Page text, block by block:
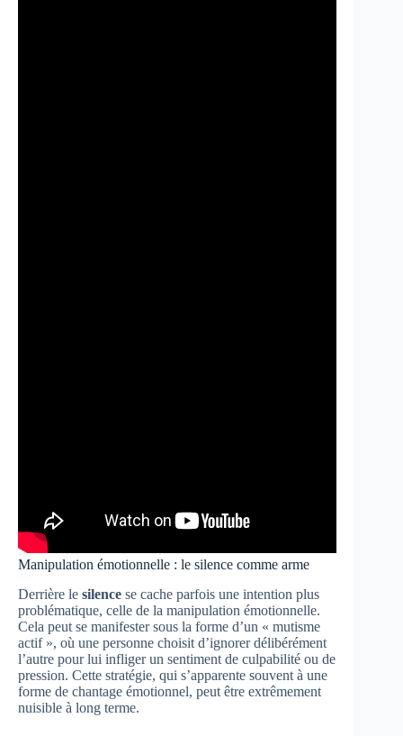
Manipulation émotionnelle : le silence comme arme
Derrière le silence se cache parfois une intention plus
problématique, celle de la manipulation émotionnelle.
Cela peut se manifester sous la forme d’un « mutisme
actif », où une personne choisit d’ignorer délibérément
l’autre pour lui infliger un sentiment de culpabilité ou de
pression. Cette stratégie, qui s’apparente souvent à une
forme de chantage émotionnel, peut être extrêmement
nuisible à long terme.